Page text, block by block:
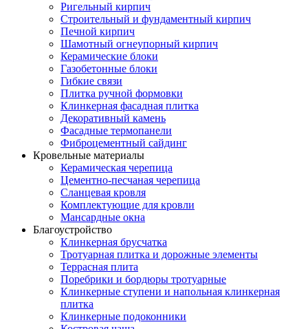
Ригельный кирпич
Строительный и фундаментный кирпич
Печной кирпич
Шамотный огнеупорный кирпич
Керамические блоки
Газобетонные блоки
Гибкие связи
Плитка ручной формовки
Клинкерная фасадная плитка
Декоративный камень
Фасадные термопанели
Фиброцементный сайдинг
Кровельные материалы
Керамическая черепица
Цементно-песчаная черепица
Сланцевая кровля
Комплектующие для кровли
Мансардные окна
Благоустройство
Клинкерная брусчатка
Тротуарная плитка и дорожные элементы
Террасная плита
Поребрики и бордюры тротуарные
Клинкерные ступени и напольная клинкерная
плитка
Клинкерные подоконники